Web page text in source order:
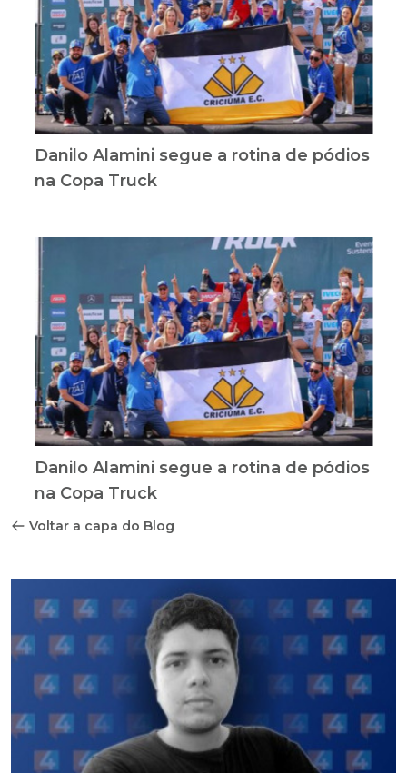
Danilo Alamini segue a rotina de pódios
na Copa Truck
Danilo Alamini segue a rotina de pódios
na Copa Truck
Voltar a capa do Blog